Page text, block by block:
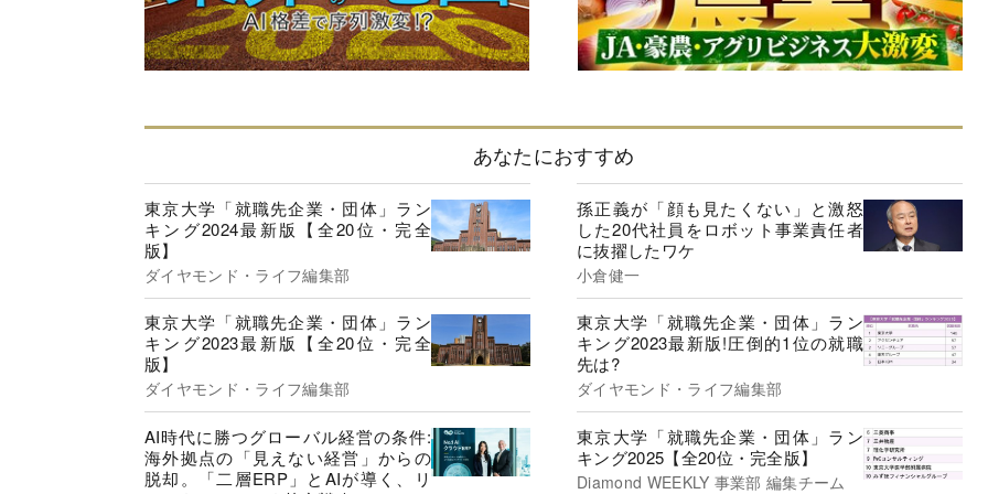
あなたにおすすめ
東京大学「就職先企業・団体」ラン
キング2024最新版【全20位・完全
版】
ダイヤモンド・ライフ編集部
孫正義が「顔も見たくない」と激怒
した20代社員をロボット事業責任者
に抜擢したワケ
小倉健一
東京大学「就職先企業・団体」ラン
キング2023最新版【全20位・完全
版】
ダイヤモンド・ライフ編集部
東京大学「就職先企業・団体」ラン
キング2023最新版!圧倒的1位の就職
先は?
ダイヤモンド・ライフ編集部
AI時代に勝つグローバル経営の条件:
海外拠点の「見えない経営」からの
脱却。「二層ERP」とAIが導く、リ
東京大学「就職先企業・団体」ラン
キング2025【全20位・完全版】
Diamond WEEKLY 事業部 編集チーム